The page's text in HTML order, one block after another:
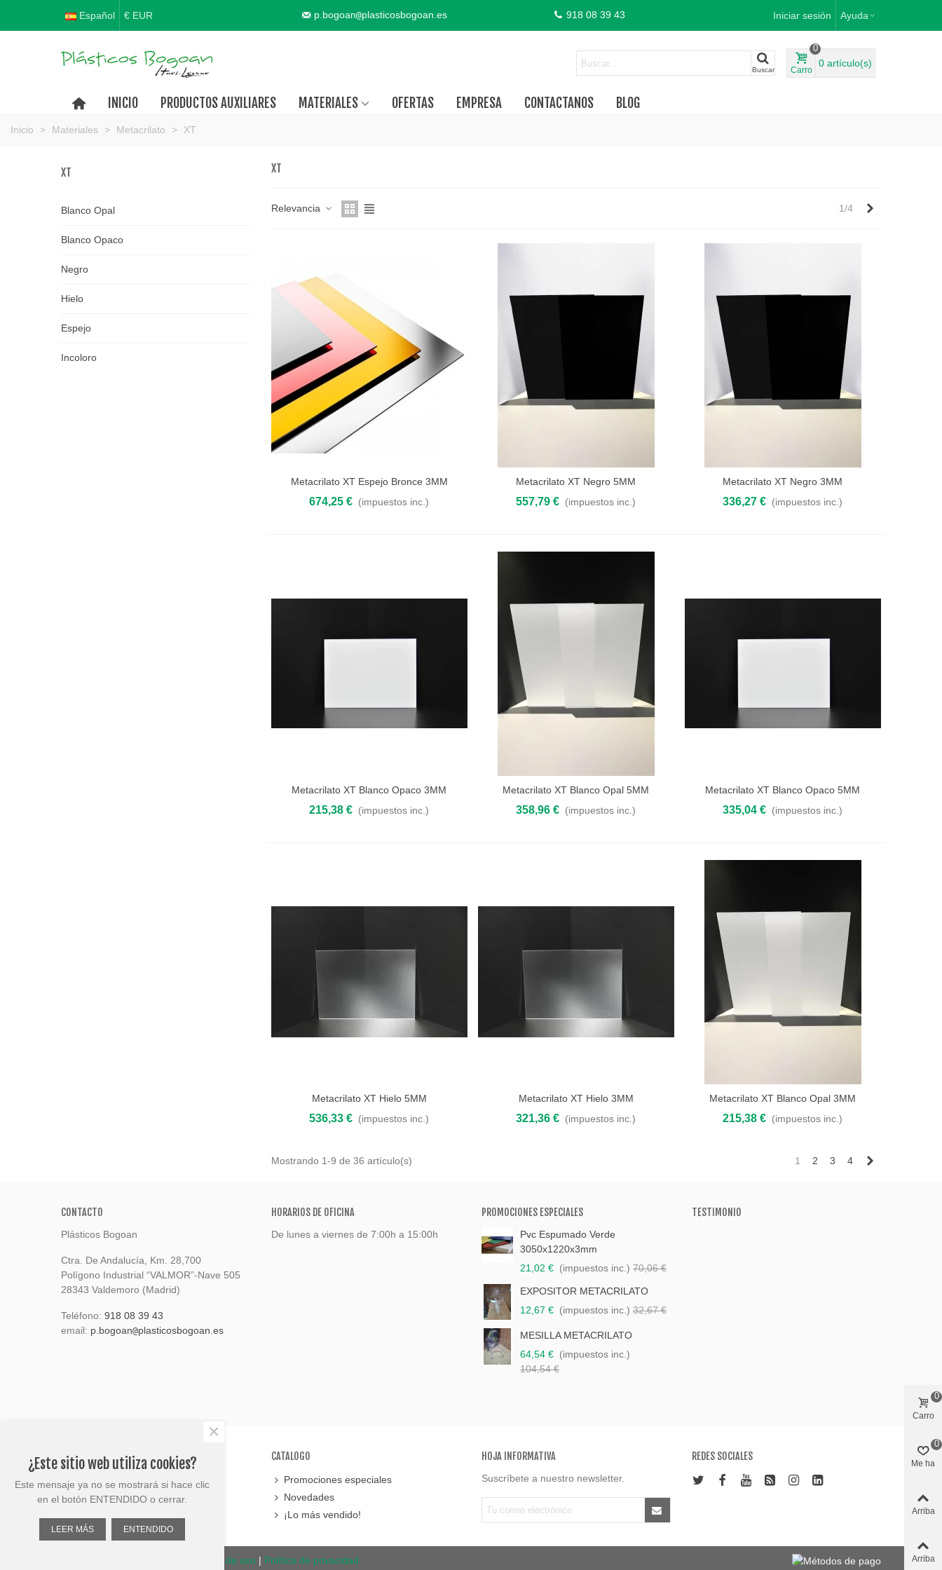
Español € EUR p.bogoan@plasticosbogoan.es 918 08 39 43 Iniciar sesión Ayuda
Buscar Carro
0
0 artículo(s)
INICIO PRODUCTOS AUXILIARES MATERIALES OFERTAS EMPRESA CONTACTANOS BLOG
Inicio > Materiales > Metacrilato > XT
XT
Blanco Opal
Blanco Opaco
Negro
Hielo
Espejo
Incoloro
XT
Relevancia 1/4
Añadir al carrito
Metacrilato XT Espejo Bronce 3MM
674,25 € (impuestos inc.)
Añadir al carrito
Metacrilato XT Negro 5MM
557,79 € (impuestos inc.)
Añadir al carrito
Metacrilato XT Negro 3MM
336,27 € (impuestos inc.)
Añadir al carrito
Metacrilato XT Blanco Opaco 3MM
215,38 € (impuestos inc.)
Añadir al carrito
Metacrilato XT Blanco Opal 5MM
358,96 € (impuestos inc.)
Añadir al carrito
Metacrilato XT Blanco Opaco 5MM
335,04 € (impuestos inc.)
Añadir al carrito
Metacrilato XT Hielo 5MM
536,33 € (impuestos inc.)
Añadir al carrito
Metacrilato XT Hielo 3MM
321,36 € (impuestos inc.)
Añadir al carrito
Metacrilato XT Blanco Opal 3MM
215,38 € (impuestos inc.)
Mostrando 1-9 de 36 artículo(s) 1 2 3 4
CONTACTO
Plásticos Bogoan
Ctra. De Andalucía, Km. 28,700
Polígono Industrial “VALMOR”-Nave 505
28343 Valdemoro (Madrid)
Teléfono: 918 08 39 43
email: p.bogoan@plasticosbogoan.es
HORARIOS DE OFICINA
De lunes a viernes de 7:00h a 15:00h
PROMOCIONES ESPECIALES
Pvc Espumado Verde
3050x1220x3mm
21,02 € (impuestos inc.) 70,06 €
EXPOSITOR METACRILATO
12,67 € (impuestos inc.) 32,67 €
MESILLA METACRILATO
64,54 € (impuestos inc.)
104,54 €
TESTIMONIO
SOPORTE
Mapa del sitio
CATALOGO
Promociones especiales
Novedades
¡Lo más vendido!
HOJA INFORMATIVA
Suscríbete a nuestro newsletter.
REDES SOCIALES
Términos de uso | Política de privacidad
Carro
0
Me ha
0
Arriba
Arriba
¿Este sitio web utiliza cookies?
Este mensaje ya no se mostrará si hace clic
en el botón ENTENDIDO o cerrar.
LEER MÁS ENTENDIDO
×